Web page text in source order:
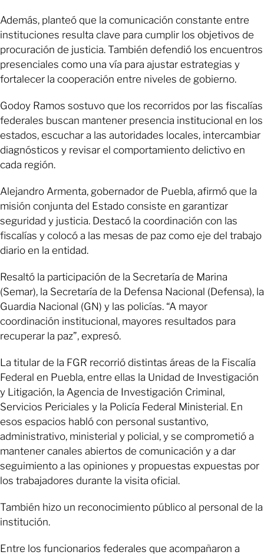
Además, planteó que la comunicación constante entre
instituciones resulta clave para cumplir los objetivos de
procuración de justicia. También defendió los encuentros
presenciales como una vía para ajustar estrategias y
fortalecer la cooperación entre niveles de gobierno.
Godoy Ramos sostuvo que los recorridos por las fiscalías
federales buscan mantener presencia institucional en los
estados, escuchar a las autoridades locales, intercambiar
diagnósticos y revisar el comportamiento delictivo en
cada región.
Alejandro Armenta, gobernador de Puebla, afirmó que la
misión conjunta del Estado consiste en garantizar
seguridad y justicia. Destacó la coordinación con las
fiscalías y colocó a las mesas de paz como eje del trabajo
diario en la entidad.
Resaltó la participación de la Secretaría de Marina
(Semar), la Secretaría de la Defensa Nacional (Defensa), la
Guardia Nacional (GN) y las policías. “A mayor
coordinación institucional, mayores resultados para
recuperar la paz”, expresó.
La titular de la FGR recorrió distintas áreas de la Fiscalía
Federal en Puebla, entre ellas la Unidad de Investigación
y Litigación, la Agencia de Investigación Criminal,
Servicios Periciales y la Policía Federal Ministerial. En
esos espacios habló con personal sustantivo,
administrativo, ministerial y policial, y se comprometió a
mantener canales abiertos de comunicación y a dar
seguimiento a las opiniones y propuestas expuestas por
los trabajadores durante la visita oficial.
También hizo un reconocimiento público al personal de la
institución.
Entre los funcionarios federales que acompañaron a